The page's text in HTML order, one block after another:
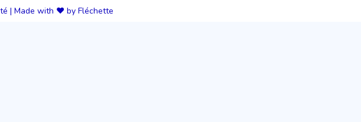
| Made with ❤️ by Fléchette